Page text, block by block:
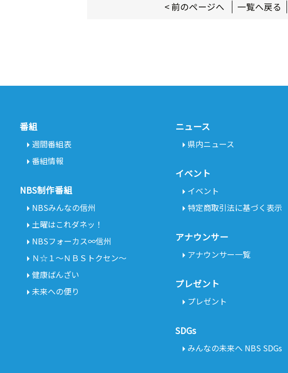
< 前のページへ 一覧へ戻る
番組
週間番組表
番組情報
NBS制作番組
NBSみんなの信州
土曜はこれダネッ！
NBSフォーカス∞信州
Ｎ☆１～ＮＢＳトクセン～
健康ばんざい
未来への便り
ニュース
県内ニュース
イベント
イベント
特定商取引法に基づく表示
アナウンサー
アナウンサー一覧
プレゼント
プレゼント
SDGs
みんなの未来へ NBS SDGs